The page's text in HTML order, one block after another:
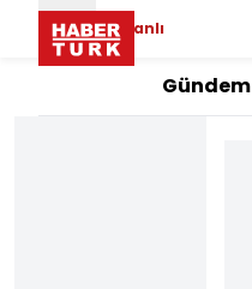
Canlı
Gündem